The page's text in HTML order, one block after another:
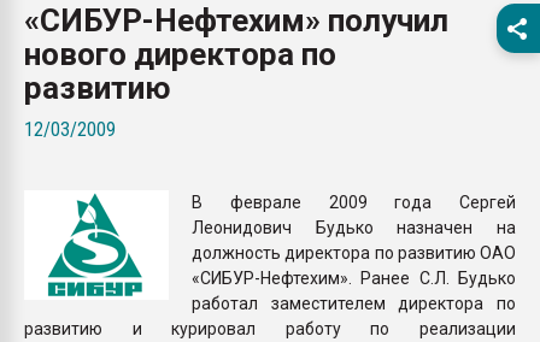
Материал поверхности
вакуумного
«СИБУР-Нефтехим» получил
нового директора по
развитию
12/03/2009
В феврале 2009 года Сергей
Леонидович Будько назначен на
должность директора по развитию ОАО
«СИБУР-Нефтехим». Ранее С.Л. Будько
работал заместителем директора по
развитию и курировал работу по реализации